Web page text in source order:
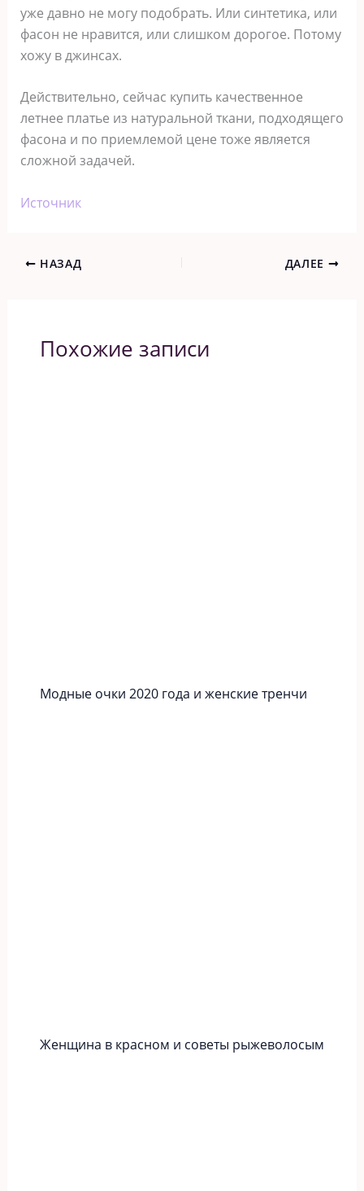
уже давно не могу подобрать. Или синтетика, или
фасон не нравится, или слишком дорогое. Потому
хожу в джинсах.
Действительно, сейчас купить качественное
летнее платье из натуральной ткани, подходящего
фасона и по приемлемой цене тоже является
сложной задачей.
Источник
НАЗАД ДАЛЕЕ
Похожие записи
Модные очки 2020 года и женские тренчи
Женщина в красном и советы рыжеволосым